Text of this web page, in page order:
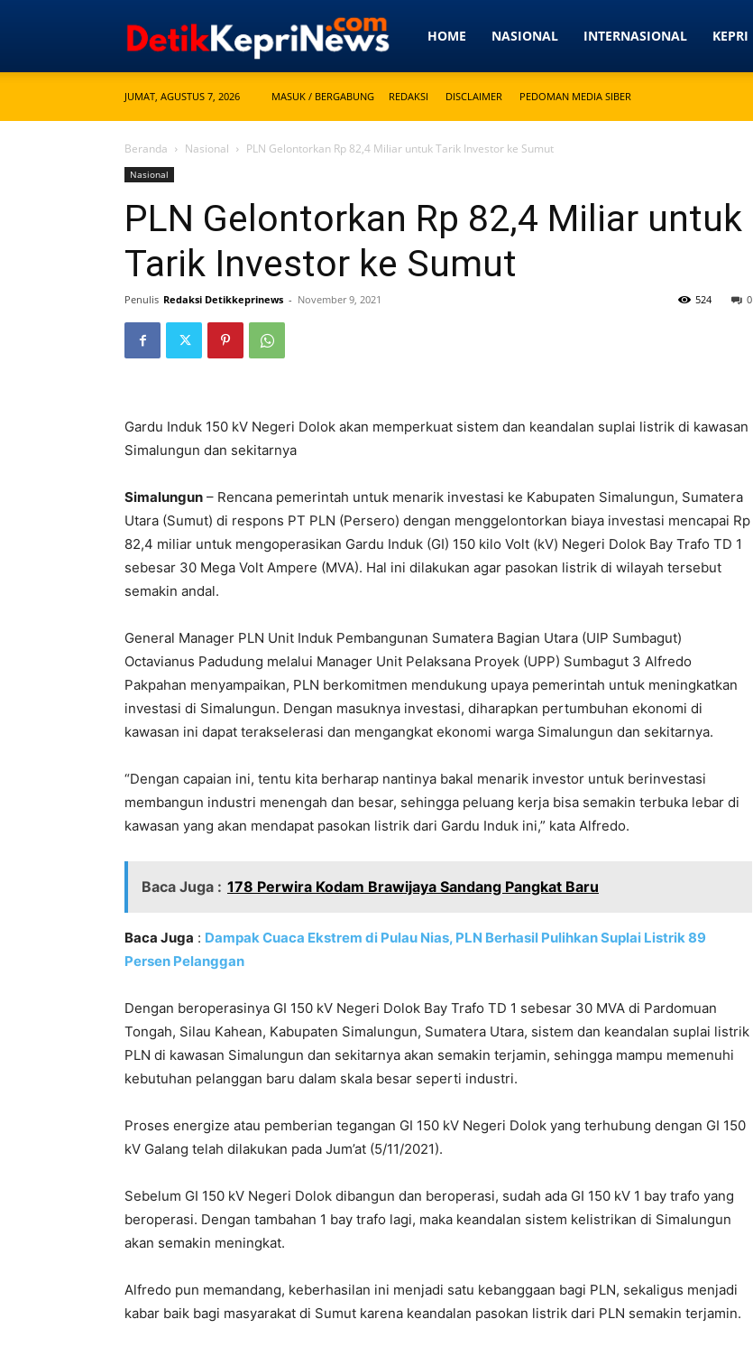
Detikkeprinews.com
HOME NASIONAL INTERNASIONAL KEPRI
JUMAT, AGUSTUS 7, 2026 MASUK / BERGABUNG REDAKSI DISCLAIMER PEDOMAN MEDIA SIBER
Beranda Nasional PLN Gelontorkan Rp 82,4 Miliar untuk Tarik Investor ke Sumut
Nasional
PLN Gelontorkan Rp 82,4 Miliar untuk
Tarik Investor ke Sumut
Penulis Redaksi Detikkeprinews - November 9, 2021 0
524
Gardu Induk 150 kV Negeri Dolok akan memperkuat sistem dan keandalan suplai listrik di kawasan
Simalungun dan sekitarnya
Simalungun – Rencana pemerintah untuk menarik investasi ke Kabupaten Simalungun, Sumatera
Utara (Sumut) di respons PT PLN (Persero) dengan menggelontorkan biaya investasi mencapai Rp
82,4 miliar untuk mengoperasikan Gardu Induk (GI) 150 kilo Volt (kV) Negeri Dolok Bay Trafo TD 1
sebesar 30 Mega Volt Ampere (MVA). Hal ini dilakukan agar pasokan listrik di wilayah tersebut
semakin andal.
General Manager PLN Unit Induk Pembangunan Sumatera Bagian Utara (UIP Sumbagut)
Octavianus Padudung melalui Manager Unit Pelaksana Proyek (UPP) Sumbagut 3 Alfredo
Pakpahan menyampaikan, PLN berkomitmen mendukung upaya pemerintah untuk meningkatkan
investasi di Simalungun. Dengan masuknya investasi, diharapkan pertumbuhan ekonomi di
kawasan ini dapat terakselerasi dan mengangkat ekonomi warga Simalungun dan sekitarnya.
“Dengan capaian ini, tentu kita berharap nantinya bakal menarik investor untuk berinvestasi
membangun industri menengah dan besar, sehingga peluang kerja bisa semakin terbuka lebar di
kawasan yang akan mendapat pasokan listrik dari Gardu Induk ini,” kata Alfredo.
Baca Juga : 178 Perwira Kodam Brawijaya Sandang Pangkat Baru
Baca Juga : Dampak Cuaca Ekstrem di Pulau Nias, PLN Berhasil Pulihkan Suplai Listrik 89
Persen Pelanggan
Dengan beroperasinya GI 150 kV Negeri Dolok Bay Trafo TD 1 sebesar 30 MVA di Pardomuan
Tongah, Silau Kahean, Kabupaten Simalungun, Sumatera Utara, sistem dan keandalan suplai listrik
PLN di kawasan Simalungun dan sekitarnya akan semakin terjamin, sehingga mampu memenuhi
kebutuhan pelanggan baru dalam skala besar seperti industri.
Proses energize atau pemberian tegangan GI 150 kV Negeri Dolok yang terhubung dengan GI 150
kV Galang telah dilakukan pada Jum’at (5/11/2021).
Sebelum GI 150 kV Negeri Dolok dibangun dan beroperasi, sudah ada GI 150 kV 1 bay trafo yang
beroperasi. Dengan tambahan 1 bay trafo lagi, maka keandalan sistem kelistrikan di Simalungun
akan semakin meningkat.
Alfredo pun memandang, keberhasilan ini menjadi satu kebanggaan bagi PLN, sekaligus menjadi
kabar baik bagi masyarakat di Sumut karena keandalan pasokan listrik dari PLN semakin terjamin.